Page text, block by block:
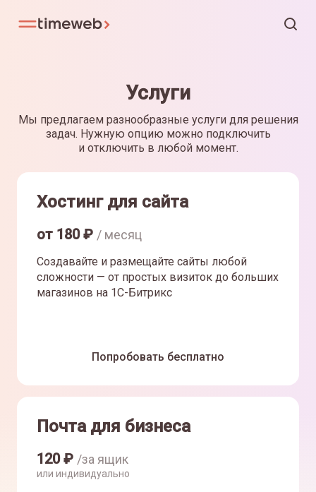
Услуги
Мы предлагаем разнообразные услуги для решения
задач. Нужную опцию можно подключить
и отключить в любой момент.
Хостинг для сайта
от 180₽ / месяц
Создавайте и размещайте сайты любой
сложности — от простых визиток до больших
магазинов на 1С-Битрикс
Попробовать бесплатно
Почта для бизнеса
120₽ /за ящик
или индивидуально